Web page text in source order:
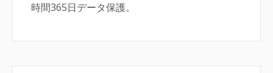
時間365日データ保護。